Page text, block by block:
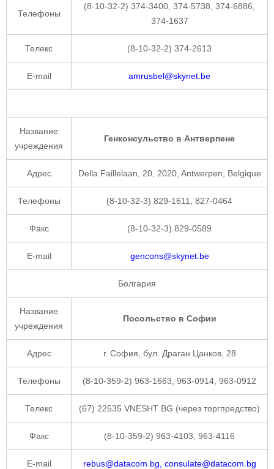
Телефоны
(8-10-32-2) 374-3400, 374-5738, 374-6886,
374-1637
Телекс (8-10-32-2) 374-2613
E-mail amrusbel@skynet.be
Название
учреждения
Генконсульство в Антверпене
Адрес Della Faillelaan, 20, 2020, Antwerpen, Belgique
Телефоны (8-10-32-3) 829-1611, 827-0464
Факс (8-10-32-3) 829-0589
E-mail gencons@skynet.be
Болгария
Название
учреждения
Посольство в Софии
Адрес г. София, бул. Драган Цанков, 28
Телефоны (8-10-359-2) 963-1663, 963-0914, 963-0912
Телекс (67) 22535 VNESHT BG (через торгпредство)
Факс (8-10-359-2) 963-4103, 963-4116
E-mail rebus@datacom.bg, consulate@datacom.bg